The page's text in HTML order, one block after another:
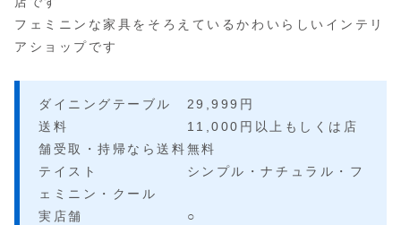
フェミニンな家具をそろえているかわいらしいインテリ
アショップです
ダイニングテーブル 29,999円
送料 11,000円以上もしくは店
舗受取・持帰なら送料無料
テイスト シンプル・ナチュラル・フ
ェミニン・クール
実店舗 ○